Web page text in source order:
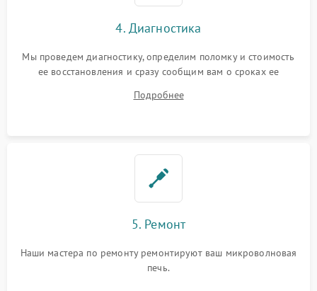
4. Диагностика
Мы проведем диагностику, определим поломку и стоимость
ее восстановления и сразу сообщим вам о сроках ее
Подробнее
5. Ремонт
Наши мастера по ремонту ремонтируют ваш микроволновая
печь.